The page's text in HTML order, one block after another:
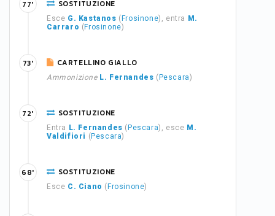
SOSTITUZIONE
Esce G. Kastanos ( Frosinone), entra
M.
Carraro ( Frosinone)
77'
CARTELLINO GIALLO
Ammonizione L. Fernandes ( Pescara)
73'
SOSTITUZIONE
Entra L. Fernandes ( Pescara), esce M.
Valdifiori ( Pescara)
72'
SOSTITUZIONE
Esce C. Ciano ( Frosinone)
68'